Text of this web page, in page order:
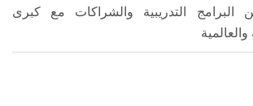
البرامج التدريبية والشراكات مع كبرى